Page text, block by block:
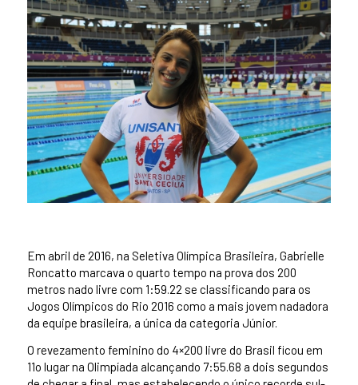
Em abril de 2016, na Seletiva Olímpica Brasileira, Gabrielle
Roncatto marcava o quarto tempo na prova dos 200
metros nado livre com 1:59.22 se classificando para os
Jogos Olímpicos do Rio 2016 como a mais jovem nadadora
da equipe brasileira, a única da categoria Júnior.
O revezamento feminino do 4×200 livre do Brasil ficou em
11o lugar na Olimpíada alcançando 7:55.68 a dois segundos